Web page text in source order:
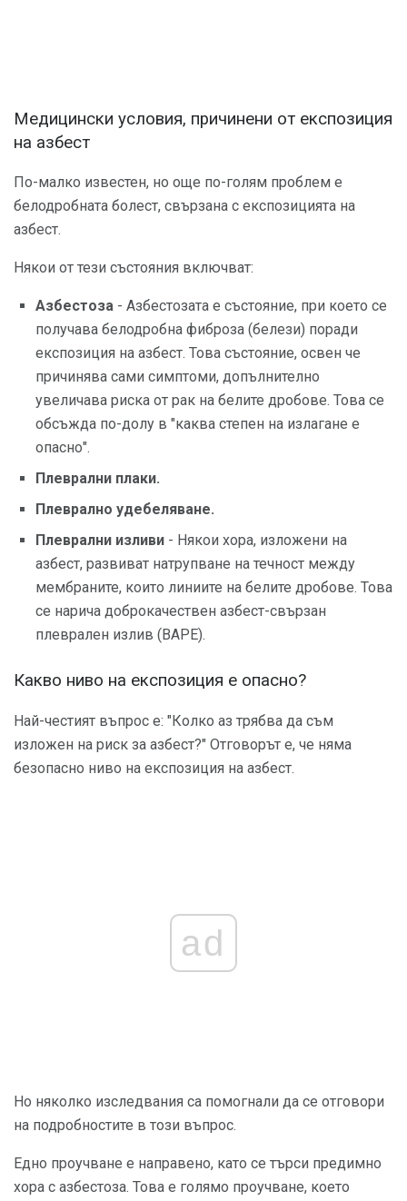
Медицински условия, причинени от експозиция
на азбест
По-малко известен, но още по-голям проблем е
белодробната болест, свързана с експозицията на
азбест.
Някои от тези състояния включват:
Азбестоза - Азбестозата е състояние, при което се
получава белодробна фиброза (белези) поради
експозиция на азбест. Това състояние, освен че
причинява сами симптоми, допълнително
увеличава риска от рак на белите дробове. Това се
обсъжда по-долу в "каква степен на излагане е
опасно".
Плеврални плаки.
Плеврално удебеляване.
Плеврални изливи - Някои хора, изложени на
азбест, развиват натрупване на течност между
мембраните, които линиите на белите дробове. Това
се нарича доброкачествен азбест-свързан
плеврален излив (BAPE).
Какво ниво на експозиция е опасно?
Най-честият въпрос е: "Колко аз трябва да съм
изложен на риск за азбест?" Отговорът е, че няма
безопасно ниво на експозиция на азбест.
ad
Но няколко изследвания са помогнали да се отговори
на подробностите в този въпрос.
Едно проучване е направено, като се търси предимно
хора с азбестоза. Това е голямо проучване, което